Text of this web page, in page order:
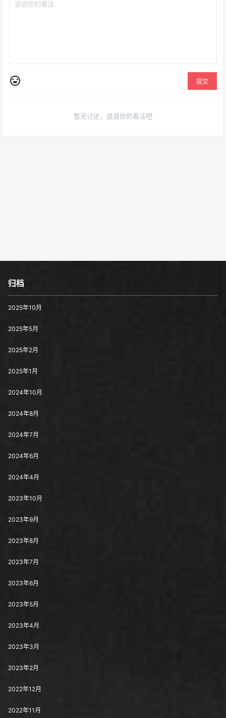
提交
暂无讨论，说说你的看法吧
归档
2025年10月
2025年5月
2025年2月
2025年1月
2024年10月
2024年8月
2024年7月
2024年6月
2024年4月
2023年10月
2023年9月
2023年8月
2023年7月
2023年6月
2023年5月
2023年4月
2023年3月
2023年2月
2022年12月
2022年11月